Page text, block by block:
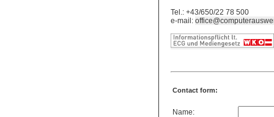
Tel.: +43/650/22 78 500
e-mail:
Contact form:
Name: